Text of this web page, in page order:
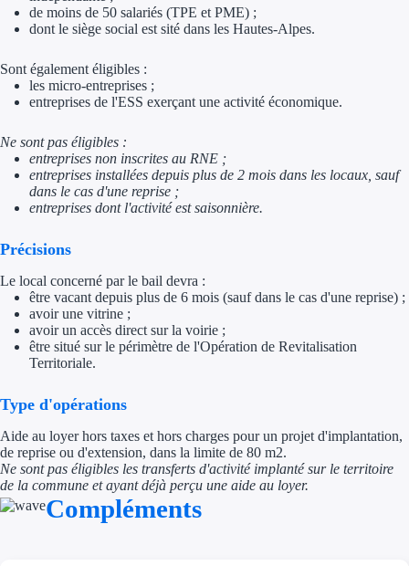
Aides Région
Aides Région Île-
Aides Région
de moins de 50 salariés (TPE et PME) ;
dont le siège social est sité dans les Hautes-Alpes.
Sont également éligibles :
les micro-entreprises ;
entreprises de l'ESS exerçant une activité économique.
Ne sont pas éligibles :
entreprises non inscrites au RNE ;
entreprises installées depuis plus de 2 mois dans les locaux, sauf
dans le cas d'une reprise ;
entreprises dont l'activité est saisonnière.
Précisions
Le local concerné par le bail devra :
être vacant depuis plus de 6 mois (sauf dans le cas d'une reprise) ;
avoir une vitrine ;
avoir un accès direct sur la voirie ;
être situé sur le périmètre de l'Opération de Revitalisation
Territoriale.
Type d'opérations
Aide au loyer hors taxes et hors charges pour un projet d'implantation,
de reprise ou d'extension, dans la limite de 80 m2.
Ne sont pas éligibles les transferts d'activité implanté sur le territoire
de la commune et ayant déjà perçu une aide au loyer.
Compléments